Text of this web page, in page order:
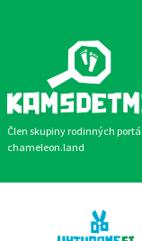
Člen skupiny rodinných
chameleon.land